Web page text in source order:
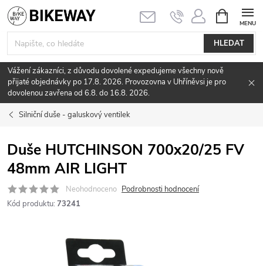
Přejít
na
obsah
HLEDAT
NÁKUPNÍ
KOŠÍK
Vážení zákazníci, z důvodu dovolené expedujeme všechny nově
přijaté objednávky po 17.8. 2026. Provozovna v Uhříněvsi je pro
dovolenou zavřena od 6.8. do 16.8. 2026.
Silniční duše - galuskový ventilek
Duše HUTCHINSON 700x20/25 FV
48mm AIR LIGHT
Neohodnoceno Podrobnosti hodnocení
Kód produktu: 73241